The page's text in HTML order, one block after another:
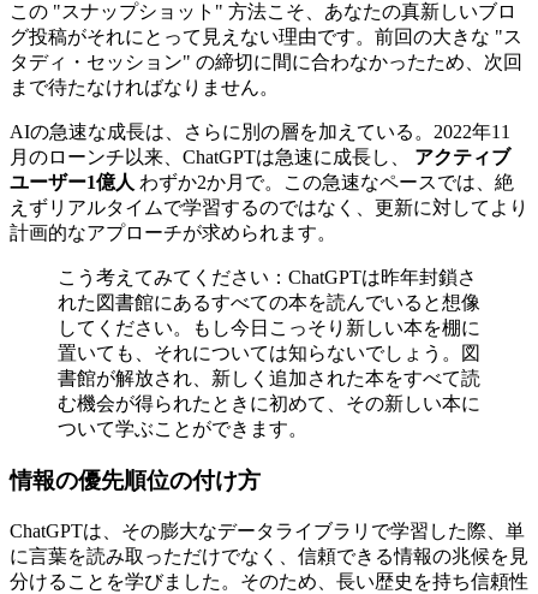
この "スナップショット" 方法こそ、あなたの真新しいブロ
グ投稿がそれにとって見えない理由です。前回の大きな "ス
タディ・セッション" の締切に間に合わなかったため、次回
まで待たなければなりません。
AIの急速な成長は、さらに別の層を加えている。2022年11
月のローンチ以来、ChatGPTは急速に成長し、 アクティブ
ユーザー1億人 わずか2か月で。この急速なペースでは、絶
えずリアルタイムで学習するのではなく、更新に対してより
計画的なアプローチが求められます。
こう考えてみてください：ChatGPTは昨年封鎖さ
れた図書館にあるすべての本を読んでいると想像
してください。もし今日こっそり新しい本を棚に
置いても、それについては知らないでしょう。図
書館が解放され、新しく追加された本をすべて読
む機会が得られたときに初めて、その新しい本に
ついて学ぶことができます。
情報の優先順位の付け方
ChatGPTは、その膨大なデータライブラリで学習した際、単
に言葉を読み取っただけでなく、信頼できる情報の兆候を見
分けることを学びました。そのため、長い歴史を持ち信頼性